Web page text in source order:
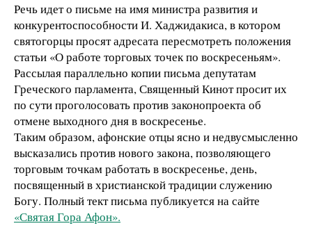
Речь идет о письме на имя министра развития и
конкурентоспособности И. Хаджидакиса, в котором
святогорцы просят адресата пересмотреть положения
статьи «О работе торговых точек по воскресеньям».
Рассылая параллельно копии письма депутатам
Греческого парламента, Священный Кинот просит их
по сути проголосовать против законопроекта об
отмене выходного дня в воскресенье.
Таким образом, афонские отцы ясно и недвусмысленно
высказались против нового закона, позволяющего
торговым точкам работать в воскресенье, день,
посвященный в христианской традиции служению
Богу. Полный тект письма публикуется на сайте
«Святая Гора Афон».